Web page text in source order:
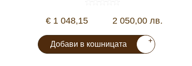
€ 1 048,15 2 050,00 лв.
Добави в кошницата +